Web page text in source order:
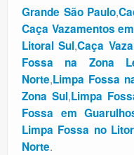
Grande São Paulo,
Caça Vazamentos
Litoral Sul,Caça
Fossa na Zona
Norte,Limpa Fossa
Zona Sul,Limpa
Fossa em
Limpa Fossa no
Norte.